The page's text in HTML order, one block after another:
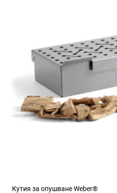
Кутия за опушване Weber®